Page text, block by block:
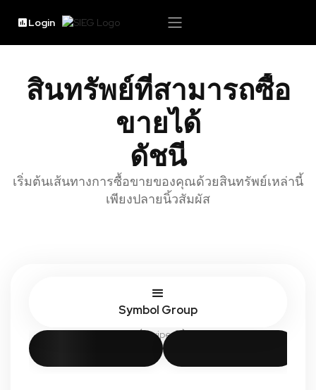
Login
สินทรัพย์ที่สามารถซื้อ
ขายได้
ดัชนี
เริ่มต้นเส้นทางการซื้อขายของคุณด้วยสินทรัพย์เหล่านี้
เพียงปลายนิ้วสัมผัส
Symbol Group
Swipe